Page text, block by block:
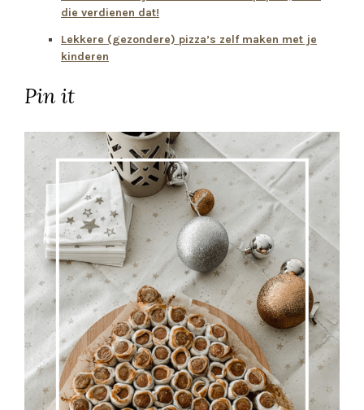
die verdienen dat!
Lekkere (gezondere) pizza’s zelf maken met je
kinderen
Pin it